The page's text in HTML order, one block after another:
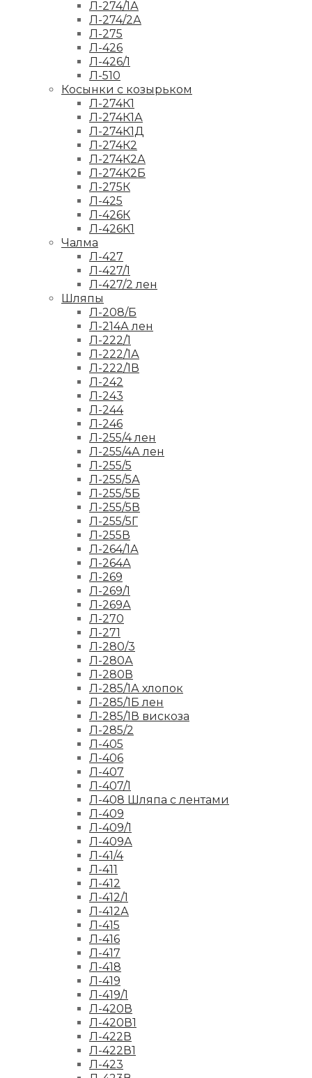
Л-274/1А
Л-274/2А
Л-275
Л-426
Л-426/1
Л-510
Косынки с козырьком
Л-274К1
Л-274К1А
Л-274К1Д
Л-274К2
Л-274К2А
Л-274К2Б
Л-275К
Л-425
Л-426К
Л-426К1
Чалма
Л-427
Л-427/1
Л-427/2 лен
Шляпы
Л-208/Б
Л-214А лен
Л-222/1
Л-222/1А
Л-222/1В
Л-242
Л-243
Л-244
Л-246
Л-255/4 лен
Л-255/4А лен
Л-255/5
Л-255/5А
Л-255/5Б
Л-255/5В
Л-255/5Г
Л-255В
Л-264/1А
Л-264А
Л-269
Л-269/1
Л-269А
Л-270
Л-271
Л-280/3
Л-280А
Л-280В
Л-285/1А хлопок
Л-285/1Б лен
Л-285/1В вискоза
Л-285/2
Л-405
Л-406
Л-407
Л-407/1
Л-408 Шляпа с лентами
Л-409
Л-409/1
Л-409А
Л-41/4
Л-411
Л-412
Л-412/1
Л-412А
Л-415
Л-416
Л-417
Л-418
Л-419
Л-419/1
Л-420В
Л-420В1
Л-422В
Л-422В1
Л-423